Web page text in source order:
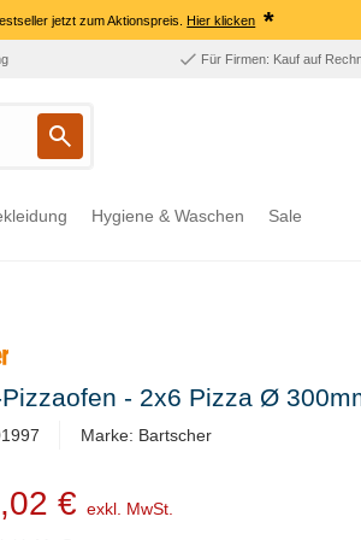
jetzt zum Aktionspreis.Hier klicken *
Für Firmen: Kauf auf
Hygiene & Waschen Sale
- 2x6 Pizza Ø
Marke: Bartscher
€ exkl. MwSt.